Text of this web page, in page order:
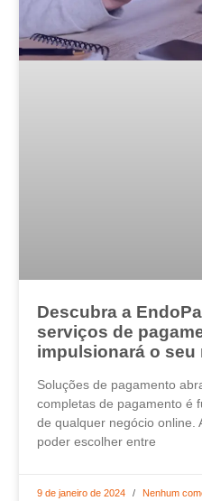
Descubra a
serviços de
impulsionará o seu
Soluções de pagamento
completas de pagamento é
de qualquer negócio online.
poder escolher entre
9 de janeiro de 2024 Nenhum